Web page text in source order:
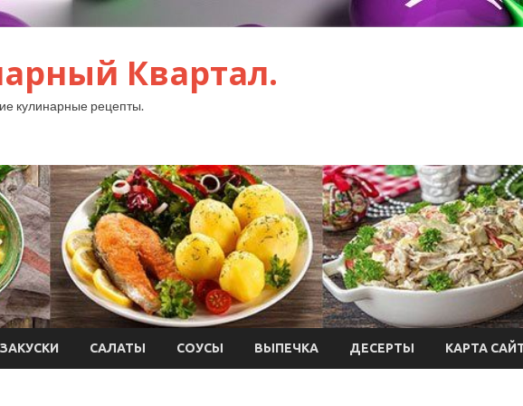
Квартал.
кулинарные рецепты.
ЗАКУСКИ САЛАТЫ СОУСЫ ВЫПЕЧКА ДЕСЕРТЫ КАРТА